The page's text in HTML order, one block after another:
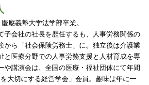
應義塾大学法学部卒業。
子会社の社長を歴任するも、人事労務関係の
から「社会保険労務士」に。独立後は介護業
と医療分野での人事労務支援と人材育成を専
や講演会は、全国の医療・福祉団体にて年間
大切にする経営学会」会員。趣味は年に一